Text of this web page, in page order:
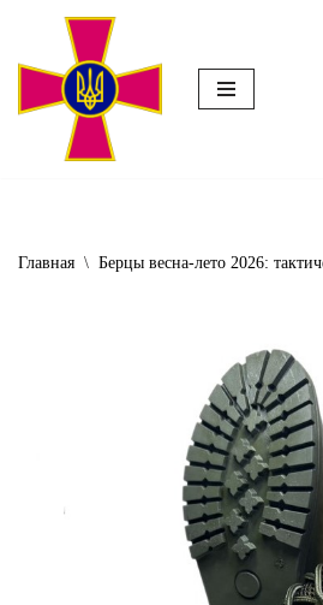
Перейти
содержимому
Главная \ Берцы весна-лето 2026: